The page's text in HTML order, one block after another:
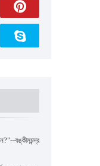
?"--বঙ্কীমচন্দ্র